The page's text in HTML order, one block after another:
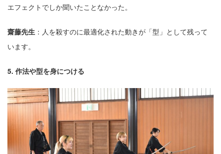
エフェクトでしか聞いたことなかった。
齋藤先⽣ ：⼈を殺すのに最適化された動きが「型」として残って
います。
5. 作法や型を⾝につける